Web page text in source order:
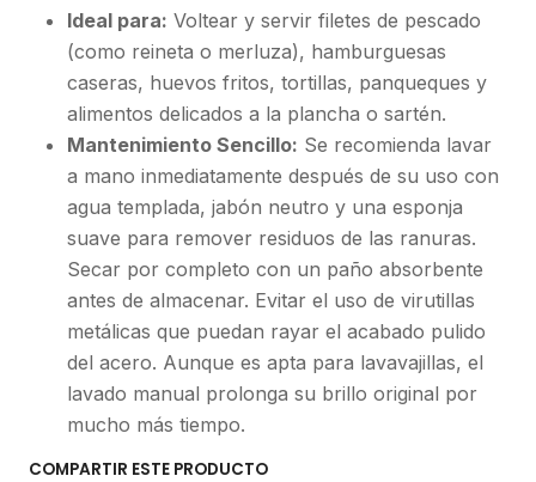
Ideal para: Voltear y servir filetes de pescado
(como reineta o merluza), hamburguesas
caseras, huevos fritos, tortillas, panqueques y
alimentos delicados a la plancha o sartén.
Mantenimiento Sencillo: Se recomienda lavar
a mano inmediatamente después de su uso con
agua templada, jabón neutro y una esponja
suave para remover residuos de las ranuras.
Secar por completo con un paño absorbente
antes de almacenar. Evitar el uso de virutillas
metálicas que puedan rayar el acabado pulido
del acero. Aunque es apta para lavavajillas, el
lavado manual prolonga su brillo original por
mucho más tiempo.
COMPARTIR ESTE PRODUCTO